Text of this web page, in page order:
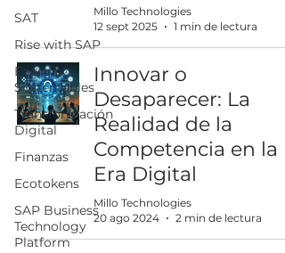
SAT
Rise with SAP
Energía
Sustentables
Transformación
Digital
Finanzas
Ecotokens
SAP Business
Technology
Platform
Millo Technologies
12 sept 2025
1 min de lectura
Innovar o
Desaparecer: La
Realidad de la
Competencia en la
Era Digital
Millo Technologies
20 ago 2024
2 min de lectura